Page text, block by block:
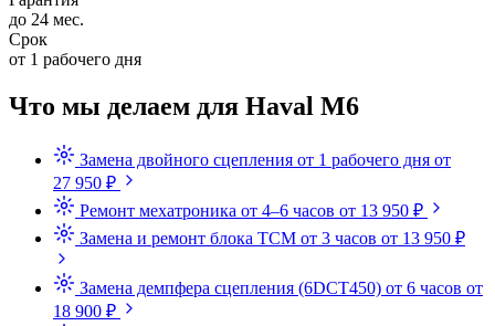
до 24 мес.
Срок
от 1 рабочего дня
Что мы делаем для Haval M6
Замена двойного сцепления от 1 рабочего дня от
27 950 ₽
Ремонт мехатроника от 4–6 часов от 13 950 ₽
Замена и ремонт блока TCM от 3 часов от 13 950 ₽
Замена демпфера сцепления (6DCT450) от 6 часов от
18 900 ₽